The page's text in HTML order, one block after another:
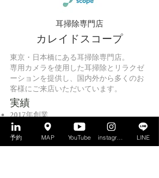
耳掃除専門店
​カレイドスコープ
東京・日本橋にある耳掃除専門店。
専用カメラを使用した耳掃除とリラクゼ
ーションを提供し、国内外から多くのお
客様にご来店いただいています。
実績
2017年創業
YouTube登録者数7万人超
テレビ・雑誌・Webメディア出演多数
予約 MAP YouTube LINE